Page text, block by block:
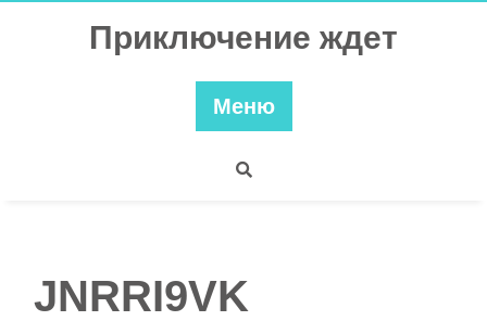
Приключение ждет
Меню
JNRRI9VK